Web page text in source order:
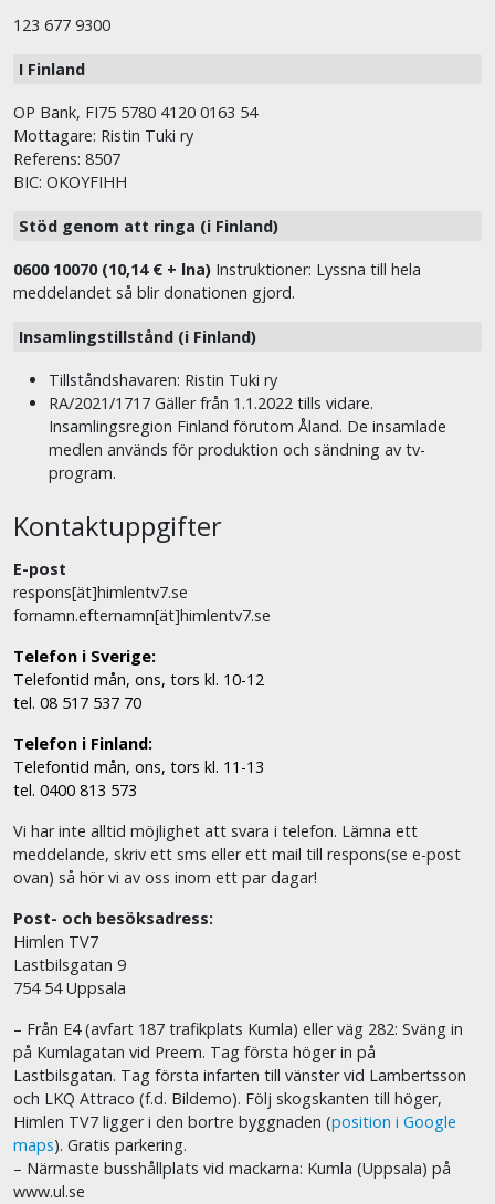
123 677 9300
I Finland
OP Bank, FI75 5780 4120 0163 54
Mottagare: Ristin Tuki ry
Referens: 8507
BIC: OKOYFIHH
Stöd genom att ringa (i Finland)
0600 10070 (10,14 € + lna) Instruktioner: Lyssna till hela
meddelandet så blir donationen gjord.
Insamlingstillstånd (i Finland)
Tillståndshavaren: Ristin Tuki ry
RA/2021/1717 Gäller från 1.1.2022 tills vidare.
Insamlingsregion Finland förutom Åland. De insamlade
medlen används för produktion och sändning av tv-
program.
Kontaktuppgifter
E-post
respons[ät]himlentv7.se
fornamn.efternamn[ät]himlentv7.se
Telefon i Sverige:
Telefontid mån, ons, tors kl. 10-12
tel. 08 517 537 70
Telefon i Finland:
Telefontid mån, ons, tors kl. 11-13
tel. 0400 813 573
Vi har inte alltid möjlighet att svara i telefon. Lämna ett
meddelande, skriv ett sms eller ett mail till respons(se e-post
ovan) så hör vi av oss inom ett par dagar!
Post- och besöksadress:
Himlen TV7
Lastbilsgatan 9
754 54 Uppsala
– Från E4 (avfart 187 trafikplats Kumla) eller väg 282: Sväng in
på Kumlagatan vid Preem. Tag första höger in på
Lastbilsgatan. Tag första infarten till vänster vid Lambertsson
och LKQ Attraco (f.d. Bildemo). Följ skogskanten till höger,
Himlen TV7 ligger i den bortre byggnaden (position i Google
maps). Gratis parkering.
– Närmaste busshållplats vid mackarna: Kumla (Uppsala) på
www.ul.se